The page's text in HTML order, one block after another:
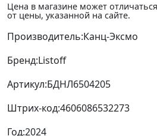
Цена в магазине может отличаться
от цены, указанной на сайте.
Производитель:Канц-Эксмо
Бренд:Listoff
Артикул:БДНЛ6504205
Штрих-код:4606086532273
Год:2024